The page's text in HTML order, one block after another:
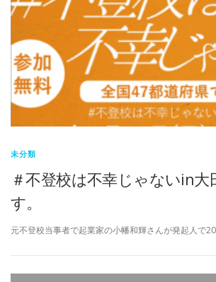
未分類
＃不登校は不幸じゃないin大
す。
元不登校当事者で起業家の小幡和輝さんが発起人で